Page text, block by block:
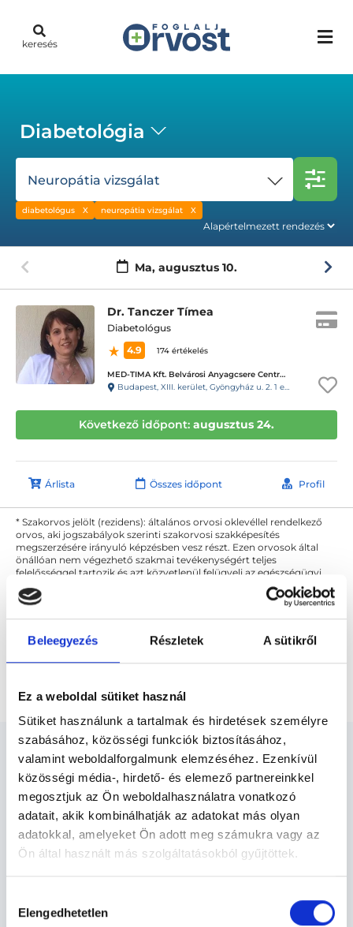
Beleegyezés Részletek A sütikről
Ez a weboldal sütiket használ
Sütiket használunk a tartalmak és hirdetések személyre
szabásához, közösségi funkciók biztosításához,
valamint weboldalforgalmunk elemzéséhez. Ezenkívül
közösségi média-, hirdető- és elemező partnereinkkel
megosztjuk az Ön weboldalhasználatra vonatkozó
adatait, akik kombinálhatják az adatokat más olyan
adatokkal, amelyeket Ön adott meg számukra vagy az
Ön által használt más szolgáltatásokból gyűjtöttek.
szabályzat:https://foglaljorvost.hu/info/foglaljorvost-
kiválasztása
Elengedhetetlen
keresés
Diabetológia
Neuropátia vizsgálat
diabetológus neuropátia vizsgálat
Ma, augusztus 10.
Dr. Tanczer Tímea
Diabetológus
4.9
174 értékelés
MED-TIMA Kft. Belvárosi Anyagcsere Centrum
Budapest, XIII. kerület, Gyöngyház u. 2. 1 em. 4.
Következő időpont: augusztus 24.
Árlista Összes időpont Profil
* Szakorvos jelölt (rezidens): általános orvosi oklevéllel rendelkező
orvos, aki jogszabályok szerinti szakorvosi szakképesítés
megszerzésére irányuló képzésben vesz részt. Ezen orvosok által
önállóan nem végezhető szakmai tevékenységért teljes
felelősséggel tartozik és azt közvetlenül felügyeli az egészségügyi
szolgáltató szakorvosa az első részvizsgáig, utána pedig a
szakorvosjelölt önállóan láthat el feladatokat. A foglaljorvost.hu
felelősségét kizárja esetleges névazonosságért bármely szakorvos
és szakorvosjelölt esetén.
Diabetológus - Diabetológia
Diabetológia TERÜLETHEZ KAPCSOLÓDÓ